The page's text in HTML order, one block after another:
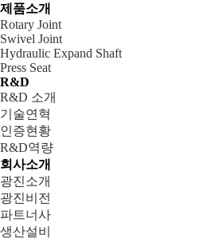
제품소개
Rotary Joint
Swivel Joint
Hydraulic Expand Shaft
Press Seat
R&D
R&D 소개
기술연혁
인증현황
R&D역량
회사소개
광진소개
광진비전
파트너사
생산설비